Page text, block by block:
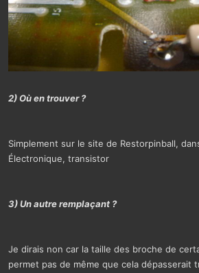
2) Où en trouver ?
Simplement sur le site de Restorpinball,
Électronique, transistor
3) Un autre remplaçant ?
Je dirais non car la taille des broche de
permet pas de même que cela dépasserait